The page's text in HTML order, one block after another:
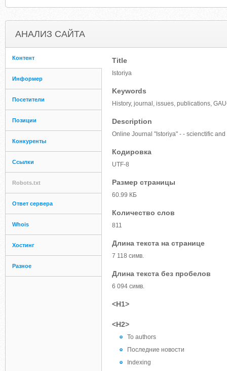
АНАЛИЗ САЙТА
Контент
Информер
Посетители
Позиции
Конкуренты
Ссылки
Robots.txt
Ответ сервера
Whois
Хостинг
Разное
Title
Istoriya
Keywords
History, journal, issues, publications,
Description
Online Journal "Istoriya" - - scienctific
Кодировка
UTF-8
Размер страницы
60.99 КБ
Количество слов
811
Длина текста на странице
7 118 симв.
Длина текста без пробелов
6 094 симв.
<H1>
<H2>
To authors
Последние новости
Indexing